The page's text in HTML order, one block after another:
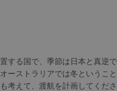
する国で、季節は日本と真逆で
ーストラリアでは冬ということ
考えて、渡航を計画してくださ